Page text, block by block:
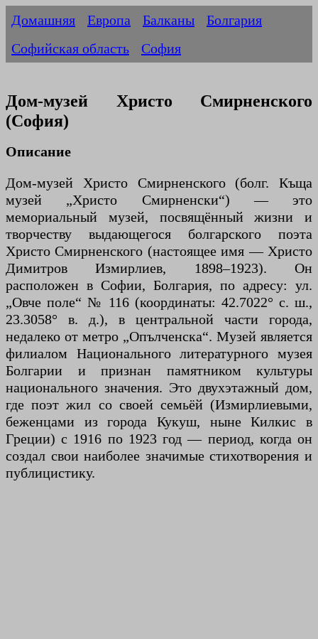
Домашняя Европа Балканы
Болгария
Софийская область
София
Дом-музей Христо Смирненского
(София)
Описание
Дом-музей Христо Смирненского (болг. Къща
музей „Христо Смирненски“) — это
мемориальный музей, посвящённый жизни и
творчеству выдающегося болгарского поэта
Христо Смирненского (настоящее имя — Христо
Димитров Измирлиев, 1898–1923). Он
расположен в Софии, Болгария, по адресу: ул.
„Овче поле“ № 116 (координаты: 42.7022° с. ш.,
23.3058° в. д.), в центральной части города,
недалеко от метро „Опълченска“. Музей является
филиалом Национального литературного музея
Болгарии и признан памятником культуры
национального значения. Это двухэтажный дом,
где поэт жил со своей семьёй (Измирлиевыми,
беженцами из города Кукуш, ныне Килкис в
Греции) с 1916 по 1923 год — период, когда он
создал свои наиболее значимые стихотворения и
публицистику.